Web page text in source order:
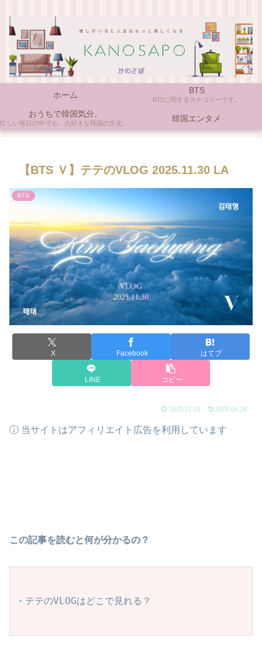
ホーム BTS
BTSに関するカテゴリーです。
おうちで韓国気分。
忙しい毎日の中でも、大好きな韓国の文化やアイテムに触れると心がほっとしますよね。ここでは、自宅で手軽に楽しめる韓国の美味しいもの、お気に入りのコスメ、そして推し活の楽しみ方など、「おうちにいながら韓国気分」に触れられるヒントを私らしくお届けします。 韓国エンタメ
【BTS Ｖ】テテのVLOG 2025.11.30 LA
BTS
X Facebook はてブ
LINE コピー
2025.12.01 2026.04.28
ⓘ 当サイトはアフィリエイト広告を利用しています
この記事を読むと何が分かるの？
・テテのVLOGはどこで見れる？